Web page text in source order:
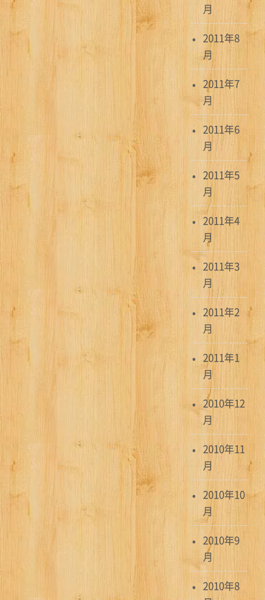
月
2011年8
月
2011年7
月
2011年6
月
2011年5
月
2011年4
月
2011年3
月
2011年2
月
2011年1
月
2010年12
月
2010年11
月
2010年10
月
2010年9
月
2010年8